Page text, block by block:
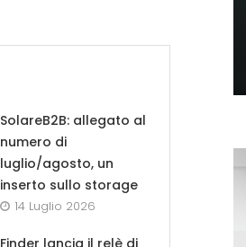
SolareB2B: allegato al
numero di
luglio/agosto, un
inserto sullo storage
14 Luglio 2026